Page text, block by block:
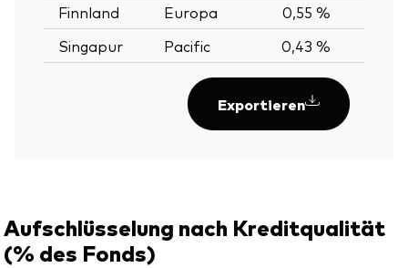
Finnland
Europa
0,55 %
Singapur
Pacific 0,43 %
Exportieren
Aufschlüsselung nach Kreditqualität
(% des Fonds)